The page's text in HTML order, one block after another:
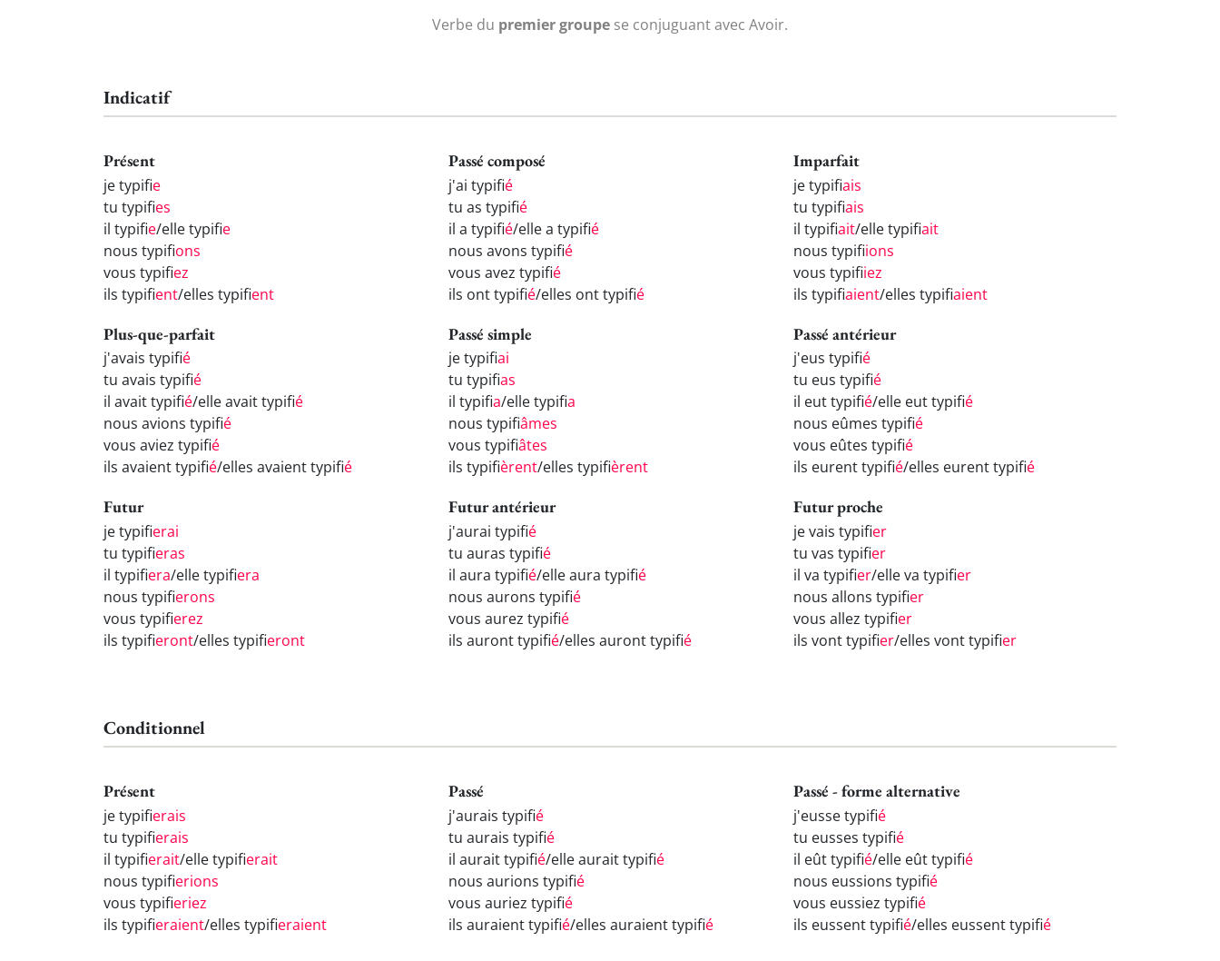
Verbe du premier groupe se conjuguant avec Avoir.
Indicatif
Présent
je typifie
tu typifies
il typifie/elle typifie
nous typifions
vous typifiez
ils typifient/elles typifient
Passé composé
j'ai typifié
tu as typifié
il a typifié/elle a typifié
nous avons typifié
vous avez typifié
ils ont typifié/elles ont typifié
Imparfait
je typifiais
tu typifiais
il typifiait/elle typifiait
nous typifiions
vous typifiiez
ils typifiaient/elles typifiaient
Plus-que-parfait
j'avais typifié
tu avais typifié
il avait typifié/elle avait typifié
nous avions typifié
vous aviez typifié
ils avaient typifié/elles avaient typifié
Passé simple
je typifiai
tu typifias
il typifia/elle typifia
nous typifiâmes
vous typifiâtes
ils typifièrent/elles typifièrent
Passé antérieur
j'eus typifié
tu eus typifié
il eut typifié/elle eut typifié
nous eûmes typifié
vous eûtes typifié
ils eurent typifié/elles eurent typifié
Futur
je typifierai
tu typifieras
il typifiera/elle typifiera
nous typifierons
vous typifierez
ils typifieront/elles typifieront
Futur antérieur
j'aurai typifié
tu auras typifié
il aura typifié/elle aura typifié
nous aurons typifié
vous aurez typifié
ils auront typifié/elles auront typifié
Futur proche
je vais typifier
tu vas typifier
il va typifier/elle va typifier
nous allons typifier
vous allez typifier
ils vont typifier/elles vont typifier
Conditionnel
Présent
je typifierais
tu typifierais
il typifierait/elle typifierait
nous typifierions
vous typifieriez
ils typifieraient/elles typifieraient
Passé
j'aurais typifié
tu aurais typifié
il aurait typifié/elle aurait typifié
nous aurions typifié
vous auriez typifié
ils auraient typifié/elles auraient typifié
Passé - forme alternative
j'eusse typifié
tu eusses typifié
il eût typifié/elle eût typifié
nous eussions typifié
vous eussiez typifié
ils eussent typifié/elles eussent typifié